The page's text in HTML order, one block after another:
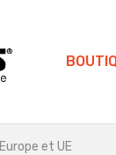
Europe et UE